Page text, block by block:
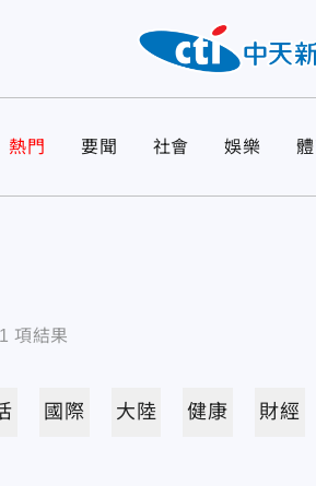
熱門 要聞 社會 娛樂
1 項結果
國際 大陸 健康 財經